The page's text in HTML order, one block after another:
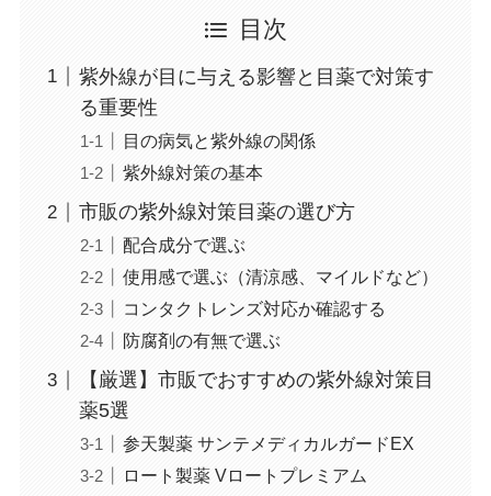
目次
紫外線が目に与える影響と目薬で対策す
る重要性
目の病気と紫外線の関係
紫外線対策の基本
市販の紫外線対策目薬の選び方
配合成分で選ぶ
使用感で選ぶ（清涼感、マイルドなど）
コンタクトレンズ対応か確認する
防腐剤の有無で選ぶ
【厳選】市販でおすすめの紫外線対策目
薬5選
参天製薬 サンテメディカルガードEX
ロート製薬 Vロートプレミアム